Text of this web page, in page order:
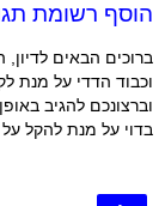
הוסף רשומת
ברוכים הבאים
וכבוד הדדי על מנת
וברצונכם להגיב
בדוי על מנת להקל על